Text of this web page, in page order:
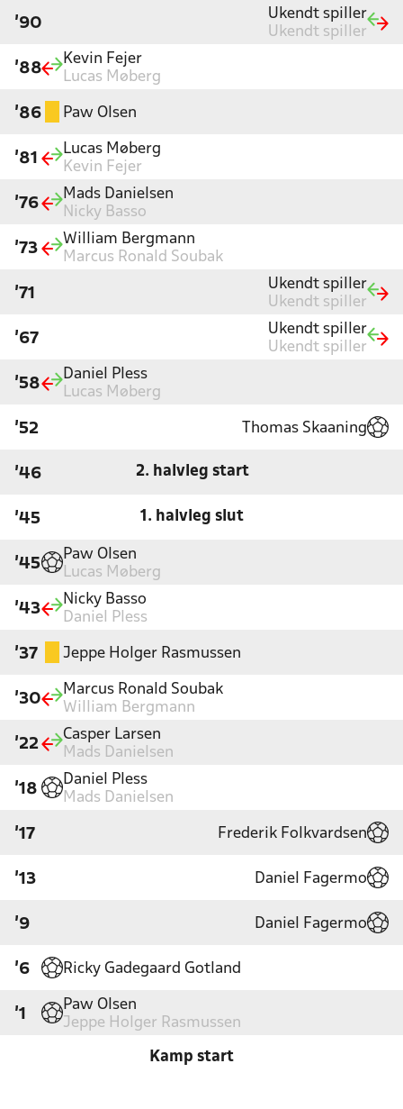
'90
Ukendt spiller
Ukendt spiller
'88
Kevin Fejer
Lucas Møberg
'86 Paw Olsen
'81
Lucas Møberg
Kevin Fejer
'76
Mads Danielsen
Nicky Basso
'73
William Bergmann
Marcus Ronald Soubak
'71
Ukendt spiller
Ukendt spiller
'67
Ukendt spiller
Ukendt spiller
'58
Daniel Pless
Lucas Møberg
'52 Thomas Skaaning
'46 2. halvleg start
'45 1. halvleg slut
'45
Paw Olsen
Lucas Møberg
'43
Nicky Basso
Daniel Pless
'37 Jeppe Holger Rasmussen
'30
Marcus Ronald Soubak
William Bergmann
'22
Casper Larsen
Mads Danielsen
'18
Daniel Pless
Mads Danielsen
'17 Frederik Folkvardsen
'13 Daniel Fagermo
'9 Daniel Fagermo
'6 Ricky Gadegaard Gotland
'1
Paw Olsen
Jeppe Holger Rasmussen
Kamp start